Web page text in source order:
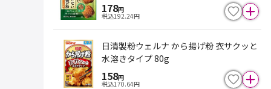
178円
税込192.24円
日清製粉ウェルナ から揚げ粉 衣サクッと
水溶きタイプ 80g
158円
税込170.64円